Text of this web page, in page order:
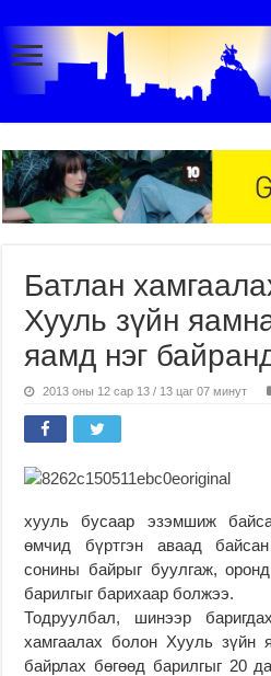
Батлан
Хууль зүйн
яамд нэг
2013 оны 12 сар 13 / 13 цаг 07 минут
хууль бусаар эзэмшиж
өмчид бүртгэн аваад
сонины байрыг буулгаж,
барилгыг барихаар болжээ.
Тодруулбал, шинээр
хамгаалах болон Хууль зүйн
байрлах бөгөөд барилгыг 20